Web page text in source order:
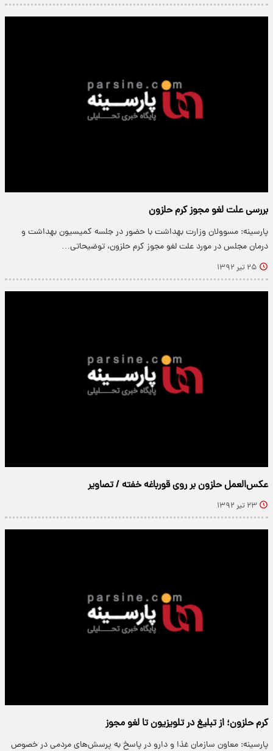
بررسی علت لغو مجوز کرم حلزون
پارسینه: مسوولان وزارت بهداشت با حضور در جلسه کمیسیون بهداشت و
درمان مجلس در مورد علت لغو مجوز کرم حلزون، توضیحاتی…
۲۵ تیر ۱۳۹۲
عکس‌العمل حلزون بر روی قورباغه خفته / تصاویر
۲۳ تیر ۱۳۹۲
کرم حلزون؛ از تبلیغ در تلویزیون تا لغو مجوز
پارسینه: معاون سازمان غذا و دارو در پاسخ به پرسش‌های مردمی در خصوص